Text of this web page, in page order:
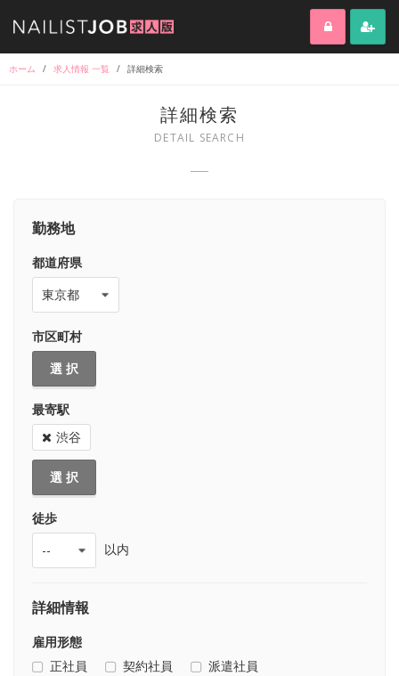
ホーム / 求人情報 一覧 / 詳細検索
詳細検索
DETAIL SEARCH
勤務地
都道府県
市区町村
選 択
最寄駅
渋谷
選 択
徒歩
以内
詳細情報
雇用形態
正社員
契約社員
派遣社員